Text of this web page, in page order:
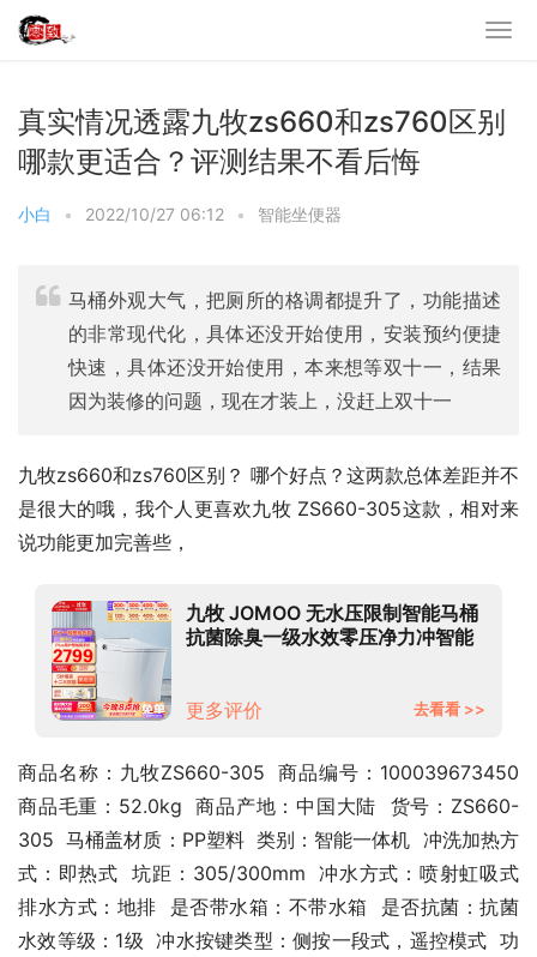
真实情况透露九牧zs660和zs760区别
哪款更适合？评测结果不看后悔
小白 • 2022/10/27 06:12 • 智能坐便器
马桶外观大气，把厕所的格调都提升了，功能描述
的非常现代化，具体还没开始使用，安装预约便捷
快速，具体还没开始使用，本来想等双十一，结果
因为装修的问题，现在才装上，没赶上双十一
九牧zs660和zs760区别？ 哪个好点？这两款总体差距并不
是很大的哦，我个人更喜欢九牧 ZS660-305这款，相对来
说功能更加完善些，
九牧 JOMOO 无水压限制智能马桶
抗菌除臭一级水效零压净力冲智能
更多评价 去看看 >>
商品名称：九牧ZS660-305  商品编号：100039673450
商品毛重：52.0kg  商品产地：中国大陆  货号：ZS660-
305  马桶盖材质：PP塑料  类别：智能一体机  冲洗加热方
式：即热式  坑距：305/300mm  冲水方式：喷射虹吸式
排水方式：地排  是否带水箱：不带水箱  是否抗菌：抗菌
水效等级：1级  冲水按键类型：侧按一段式，遥控模式  功